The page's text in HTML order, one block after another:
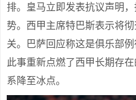
排。皇马立即发表抗议声明
势。西甲主席特巴斯表示将
关。巴萨回应称这是俱乐部
此事重新点燃了西甲长期存
系降至冰点。